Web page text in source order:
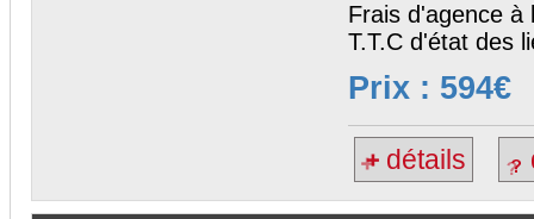
Frais d'agence à
T.T.C d'état des
Prix : 594€
détails